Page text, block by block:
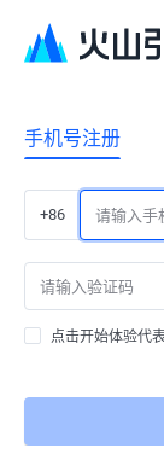
手机号注册
+86
点击开始体验代